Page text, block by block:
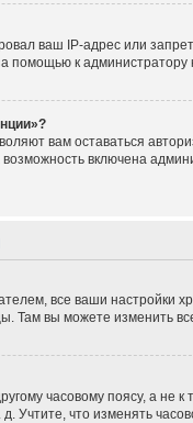
ваш IP-адрес или
помощью к
вам оставаться
включена
все ваши
Там вы можете изменить
часовому поясу, а не
Учтите, что изменять